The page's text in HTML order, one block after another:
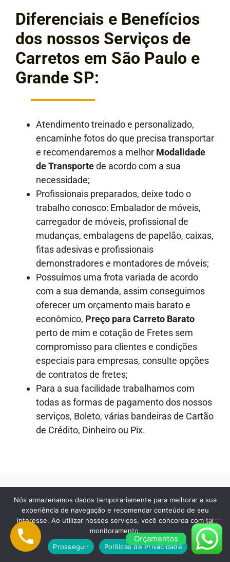
Diferenciais e Benefícios
dos nossos Serviços de
Carretos em São Paulo e
Grande SP:
Atendimento treinado e personalizado,
encaminhe fotos do que precisa transportar
e recomendaremos a melhor Modalidade
de Transportede acordo com a sua
necessidade;
Profissionais preparados, deixe todo o
trabalho conosco: Embalador de móveis,
carregador de móveis, profissional de
mudanças, embalagens de papelão, caixas,
fitas adesivas e profissionais
demonstradores e montadores de móveis;
Possuímos uma frota variada de acordo
com a sua demanda, assim conseguimos
oferecer um orçamento mais barato e
econômico, Preço para Carreto Barato
perto de mim e cotação de Fretes sem
compromisso para clientes e condições
especiais para empresas, consulte opções
de contratos de fretes;
Para a sua facilidade trabalhamos com
todas as formas de pagamento dos nossos
serviços, Boleto, várias bandeiras de Cartão
de Crédito, Dinheiro ou Pix.
CARRETO DE MÓVEIS EM SÃO
PAULO E GRANDE SP
Realizamos os serviços de
Orçamentos
Nós armazenamos dados temporariamente para melhorar a sua
experiência de navegação e recomendar conteúdo de seu
interesse. Ao utilizar nossos serviços, você concorda com tal
monitoramento.
Prosseguir
Políticas de Privacidade